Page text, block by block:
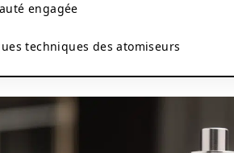
engagée
techniques des atomiseurs